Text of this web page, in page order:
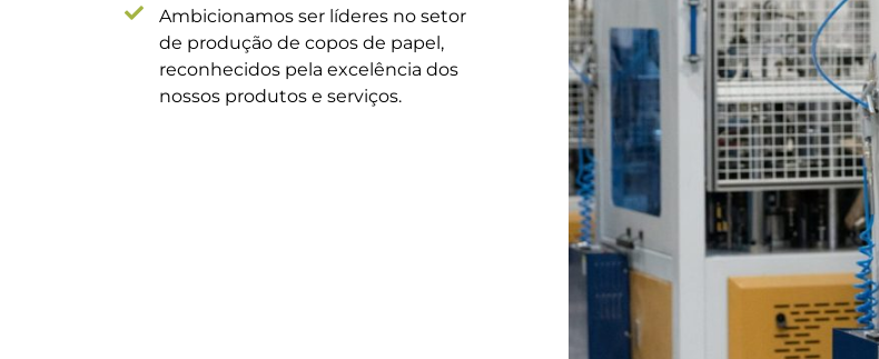
Ambicionamos ser líderes no setor
de produção de copos de papel,
reconhecidos pela excelência dos
nossos produtos e serviços.